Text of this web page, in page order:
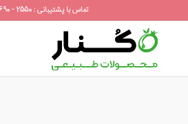
تماس با پشتیبانی : 2550 - 690 - 0919